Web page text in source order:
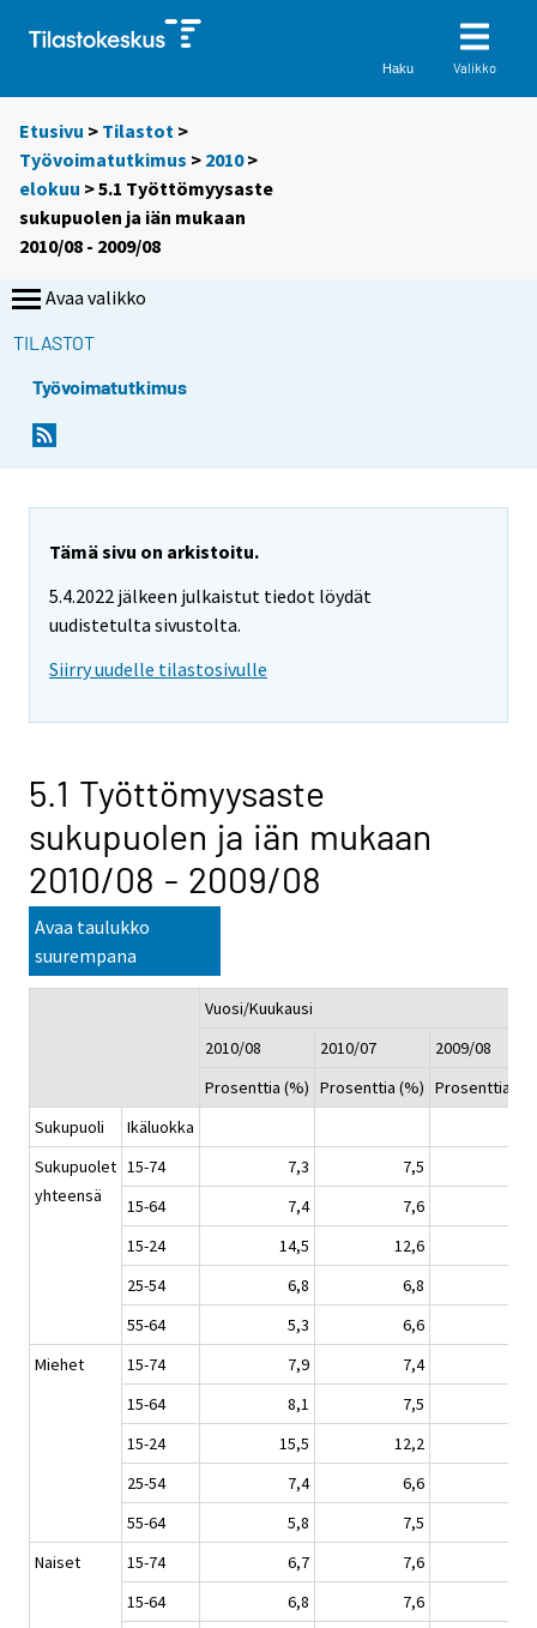
Haku Valikko
Etusivu > Tilastot >
Työvoimatutkimus > 2010>
elokuu > 5.1 Työttömyysaste
sukupuolen ja iän mukaan
2010/08 - 2009/08
Avaa valikko
TILASTOT
Työvoimatutkimus
Tämä sivu on arkistoitu.
5.4.2022 jälkeen julkaistut tiedot löydät
uudistetulta sivustolta.
Siirry uudelle tilastosivulle
5.1 Työttömyysaste
sukupuolen ja iän mukaan
2010/08 - 2009/08
Avaa taulukko
suurempana
Vuosi/Kuukausi
2010/08
2010/07
2009/08
Prosenttia (%) Prosenttia (%) Prosenttia
Sukupuoli
Ikäluokka
Sukupuolet
yhteensä
15-74 7,3 7,5
15-64
7,4 7,6
15-24
14,5 12,6
25-54
6,8 6,8
55-64
5,3 6,6
Miehet
15-74 7,9 7,4
15-64
8,1 7,5
15-24
15,5 12,2
25-54
7,4 6,6
55-64
5,8 7,5
Naiset
15-74 6,7 7,6
15-64
6,8 7,6